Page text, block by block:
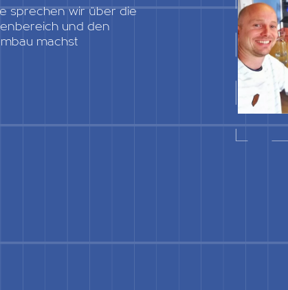
sprechen wir über die
und den
machst